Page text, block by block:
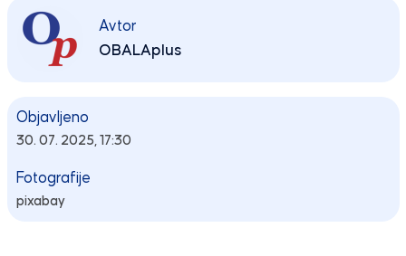
Avtor
OBALAplus
Objavljeno
30. 07. 2025, 17:30
Fotografije
pixabay